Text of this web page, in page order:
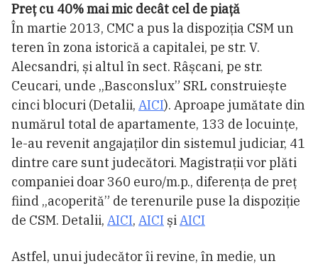
Preț cu 40% mai mic decât cel de piață
În martie 2013, CMC a pus la dispoziția CSM un
teren în zona istorică a capitalei, pe str. V.
Alecsandri, și altul în sect. Râșcani, pe str.
Ceucari, unde „Basconslux” SRL construiește
cinci blocuri (Detalii, AICI). Aproape jumătate din
numărul total de apartamente, 133 de locuințe,
le-au revenit angajaților din sistemul judiciar, 41
dintre care sunt judecători. Magistrații vor plăti
companiei doar 360 euro/m.p., diferența de preț
fiind „acoperită” de terenurile puse la dispoziție
de CSM. Detalii, AICI, AICI șiAICI
Astfel, unui judecător îi revine, în medie, un